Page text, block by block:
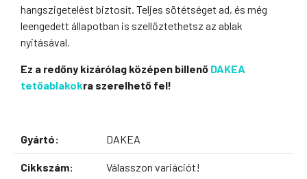
hangszigetelést biztosít. Teljes sötétséget ad, és még
leengedett állapotban is szellőztethetsz az ablak
nyitásával.
Ez a redőny kizárólag középen billenő DAKEA
tetőablakokra szerelhető fel!
Gyártó: DAKEA
Cikkszám: Válasszon variációt!